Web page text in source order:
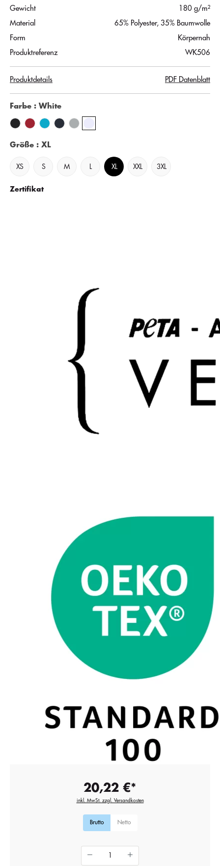
Gewicht
180 g/m²
Material
65% Polyester, 35% Baumwolle
Form
Körpernah
Produktreferenz
WK506
Produktdetails PDF Datenblatt
Farbe : White
Größe : XL
XS S M XL XXL 3XL
Zertifikat
20,22 €*
inkl. MwSt. zzgl. Versandkosten
Brutto Netto